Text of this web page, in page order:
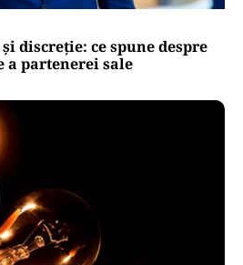
discreție: ce spune despre
a partenerei sale